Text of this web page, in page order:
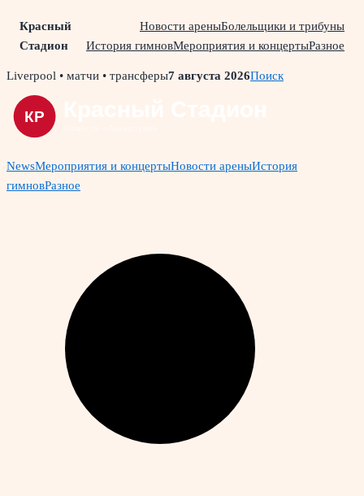
Красный
Стадион
Новости ареныБолельщики и трибуны
История гимновМероприятия и концертыРазное
Skip
content
Liverpool • матчи • трансферы7 августа 2026Поиск
NewsМероприятия и концертыНовости ареныИстория
гимновРазное